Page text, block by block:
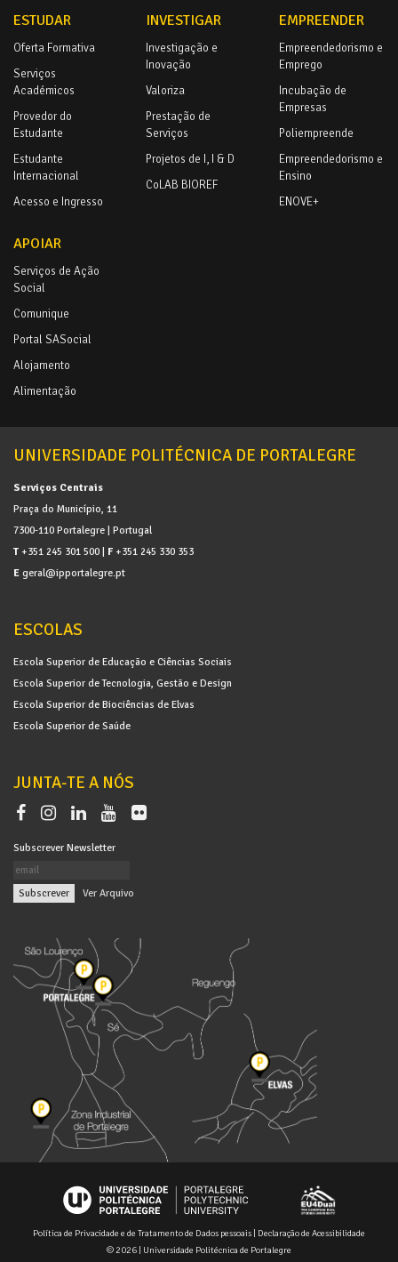
ESTUDAR
Oferta Formativa
Serviços
Académicos
Provedor do
Estudante
Estudante
Internacional
Acesso e Ingresso
INVESTIGAR
Investigação e
Inovação
Valoriza
Prestação de
Serviços
Projetos de I, I & D
CoLAB BIOREF
EMPREENDER
Empreendedorismo e
Emprego
Incubação de
Empresas
Poliempreende
Empreendedorismo e
Ensino
ENOVE+
APOIAR
Serviços de Ação
Social
Comunique
Portal SASocial
Alojamento
Alimentação
UNIVERSIDADE POLITÉCNICA DE PORTALEGRE
Serviços Centrais
Praça do Município, 11
7300-110 Portalegre | Portugal
T +351 245 301 500 | F +351 245 330 353
E geral@ipportalegre.pt
ESCOLAS
Escola Superior de Educação e Ciências Sociais
Escola Superior de Tecnologia, Gestão e Design
Escola Superior de Biociências de Elvas
Escola Superior de Saúde
JUNTA-TE A NÓS
Subscrever Newsletter
Ver Arquivo
Política de Privacidade e de Tratamento de Dados pessoais
Declaração de Acessibilidade
© 2026 | Universidade Politécnica de Portalegre